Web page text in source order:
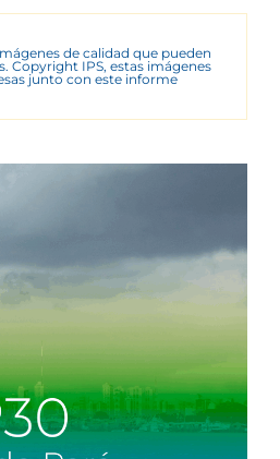
de calidad que pueden
Copyright IPS, estas imágenes
junto con este informe